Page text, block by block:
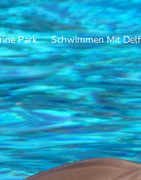
Park Schwimmen Mit